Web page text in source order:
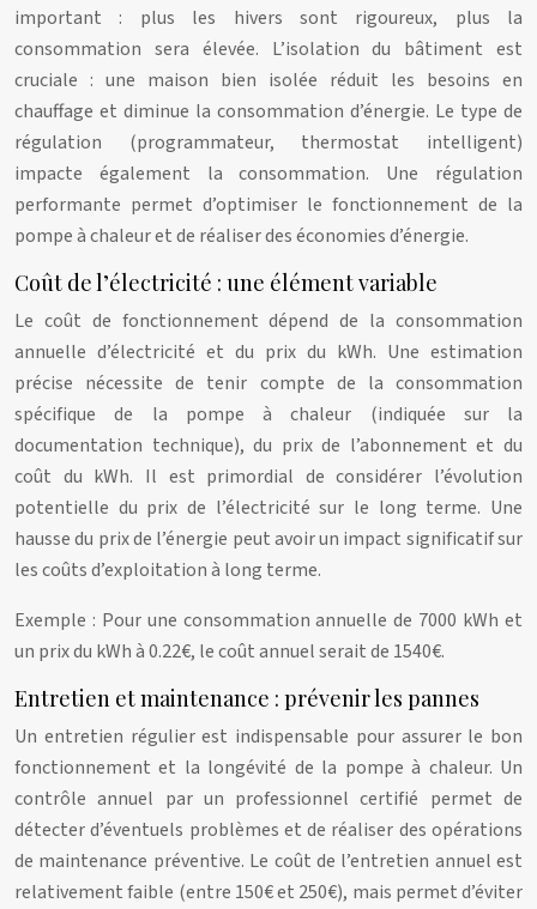
important : plus les hivers sont rigoureux, plus la
consommation sera élevée. L’isolation du bâtiment est
cruciale : une maison bien isolée réduit les besoins en
chauffage et diminue la consommation d’énergie. Le type de
régulation (programmateur, thermostat intelligent)
impacte également la consommation. Une régulation
performante permet d’optimiser le fonctionnement de la
pompe à chaleur et de réaliser des économies d’énergie.
Coût de l’électricité : une élément variable
Le coût de fonctionnement dépend de la consommation
annuelle d’électricité et du prix du kWh. Une estimation
précise nécessite de tenir compte de la consommation
spécifique de la pompe à chaleur (indiquée sur la
documentation technique), du prix de l’abonnement et du
coût du kWh. Il est primordial de considérer l’évolution
potentielle du prix de l’électricité sur le long terme. Une
hausse du prix de l’énergie peut avoir un impact significatif sur
les coûts d’exploitation à long terme.
Exemple : Pour une consommation annuelle de 7000 kWh et
un prix du kWh à 0.22€, le coût annuel serait de 1540€.
Entretien et maintenance : prévenir les pannes
Un entretien régulier est indispensable pour assurer le bon
fonctionnement et la longévité de la pompe à chaleur. Un
contrôle annuel par un professionnel certifié permet de
détecter d’éventuels problèmes et de réaliser des opérations
de maintenance préventive. Le coût de l’entretien annuel est
relativement faible (entre 150€ et 250€), mais permet d’éviter